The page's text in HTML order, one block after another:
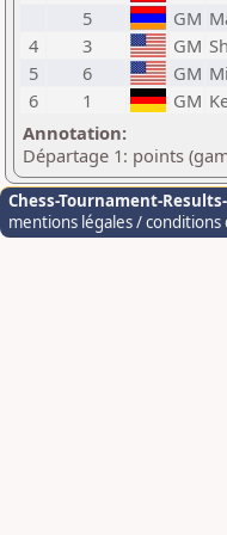
5
GM
4
3 GM
5
6 GM
6
1 GM
Annotation:
Départage 1: points
Chess-Tournament-
mentions légales /